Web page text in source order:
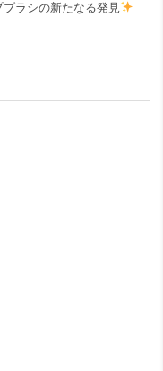
ラシの新たなる発見